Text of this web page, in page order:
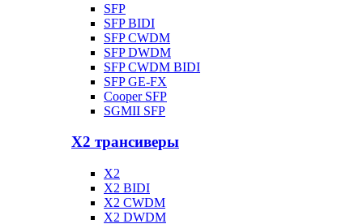
SFP
SFP BIDI
SFP CWDM
SFP DWDM
SFP CWDM BIDI
SFP GE-FX
Cooper SFP
SGMII SFP
X2 трансиверы
X2
X2 BIDI
X2 CWDM
X2 DWDM